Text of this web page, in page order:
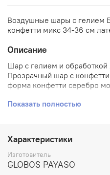
Воздушные шары с гелием
конфетти микс 34-36 см
Описание
Шар с гелием и обработкой
Прозрачный шар с
форма конфетти серебро
Показать полностью
Характеристики
Изготовитель
GLOBOS PAYASO